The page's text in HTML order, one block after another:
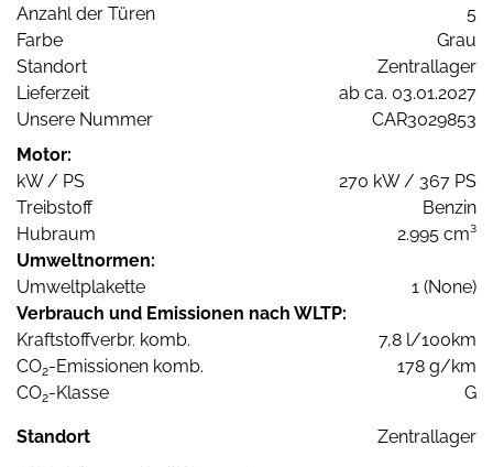
Anzahl der Türen
5
Farbe
Grau
Standort
Zentrallager
Lieferzeit
ab ca. 03.01.2027
Unsere Nummer
CAR3029853
Motor:
kW / PS
270 kW / 367 PS
Treibstoff
Benzin
Hubraum
2.995 cm³
Umweltnormen:
Umweltplakette
1 (None)
Verbrauch und Emissionen nach WLTP:
Kraftstoffverbr. komb.
7,8 l/100km
CO2-Emissionen komb.
178 g/km
CO2-Klasse G
Standort Zentrallager